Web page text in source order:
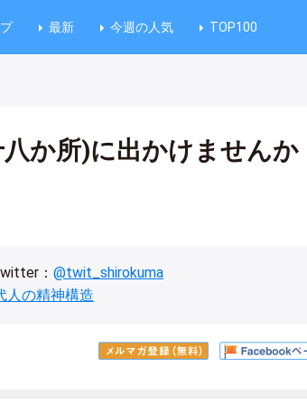
最新 今週の人気 TOP100
か所)に出かけませんか
： @twit_shirokuma
人の精神構造